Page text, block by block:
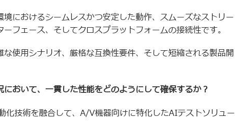
におけるシームレスかつ安定した動作、スムーズなストリー
フェース、そしてクロスプラットフォームの接続性です。
使用シナリオ、厳格な互換性要件、そして短縮される製品開
おいて、一貫した性能をどのようにして確保するか？
化技術を融合して、A/V機器向けに特化したAIテストソリュー